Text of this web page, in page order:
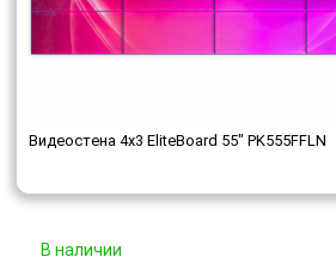
Видеостена 4x3 EliteBoard 55" PK555FFLN
В наличии